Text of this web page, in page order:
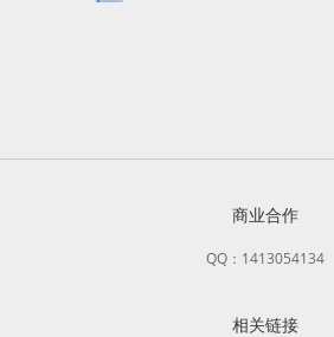
商业合作
QQ：1413054134
相关链接